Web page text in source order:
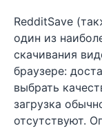
RedditSave
один из
скачивания
браузере:
выбрать
загрузка
отсутствуют.